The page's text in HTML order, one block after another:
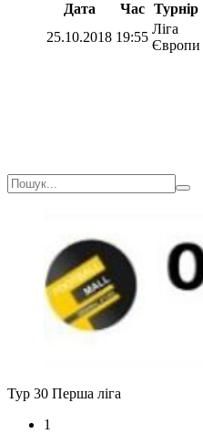
Дата Час Турнір
25.10.2018 19:55
Ліга
Європи
Тур 30 Перша ліга
1